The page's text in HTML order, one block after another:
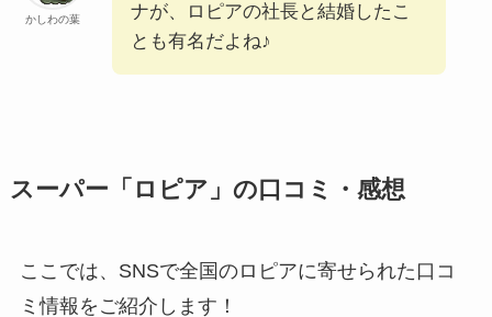
かしわの葉
ナが、ロピアの社長と結婚したこ
とも有名だよね♪
スーパー「ロピア」の口コミ・感想
ここでは、SNSで全国のロピアに寄せられた口コ
ミ情報をご紹介します！